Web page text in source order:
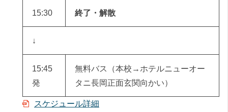
15:30 終了・解散
↓
15:45
発
無料バス（本校→ホテルニューオー
タニ長岡正面玄関向かい）
スケジュール詳細